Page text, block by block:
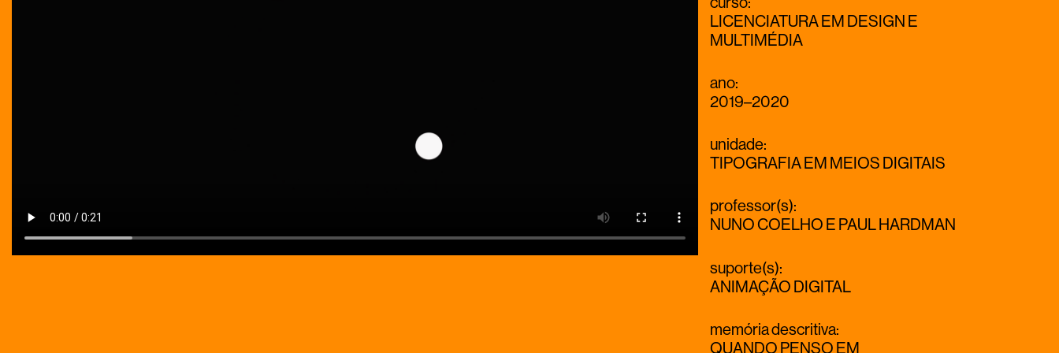
LICENCIATURA EM DESIGN E
MULTIMÉDIA
ano:
2019–2020
unidade:
TIPOGRAFIA EM MEIOS DIGITAIS
professor(s):
NUNO COELHO E PAUL HARDMAN
suporte(s):
ANIMAÇÃO DIGITAL
memória descritiva:
QUANDO PENSO EM